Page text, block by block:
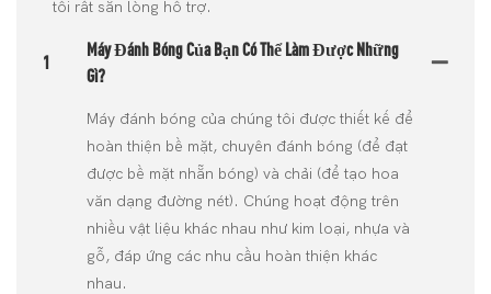
tôi rất sẵn lòng hỗ trợ.
1
Máy Đánh Bóng Của Bạn Có Thể Làm Được Những
Gì?
Máy đánh bóng của chúng tôi được thiết kế để
hoàn thiện bề mặt, chuyên đánh bóng (để đạt
được bề mặt nhẵn bóng) và chải (để tạo hoa
văn dạng đường nét). Chúng hoạt động trên
nhiều vật liệu khác nhau như kim loại, nhựa và
gỗ, đáp ứng các nhu cầu hoàn thiện khác
nhau.